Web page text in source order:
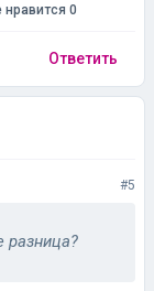
нравится 0
Ответить
#5
разница?